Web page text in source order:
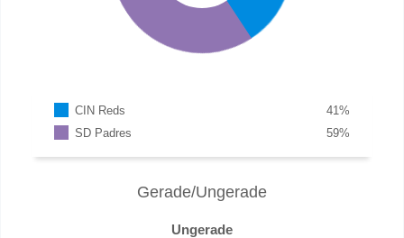
CIN Reds %
41
SD Padres
%
59
Gerade/Ungerade
Ungerade